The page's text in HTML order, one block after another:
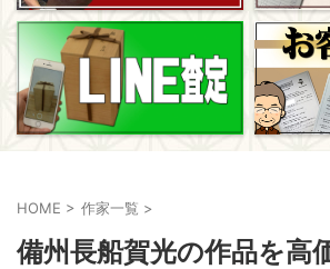
HOME > 作家一覧 >
備州長船賀光の作品を高